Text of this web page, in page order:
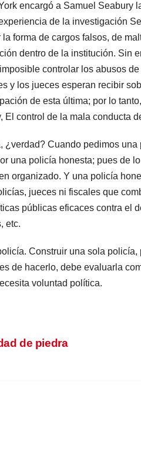
encargó a Samuel Seabury
de la investigación
forma de cargos falsos, de
dentro de la institución. Sin
controlar los abusos
y los jueces esperan recibir
de esta última; por lo
El control de la mala conducta
¿verdad? Cuando pedimos
una policía honesta; pues de
organizado. Y una policía
jueces ni fiscales que
públicas eficaces contra el
etc.
Construir una sola
de hacerlo, debe evaluarla
voluntad política.
de piedra